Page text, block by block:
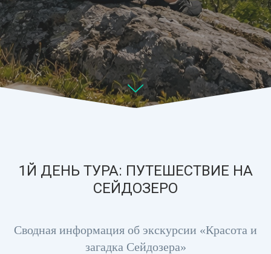
1Й ДЕНЬ ТУРА: ПУТЕШЕСТВИЕ НА
СЕЙДОЗЕРО
Сводная информация об экскурсии «Красота и
загадка Сейдозера»